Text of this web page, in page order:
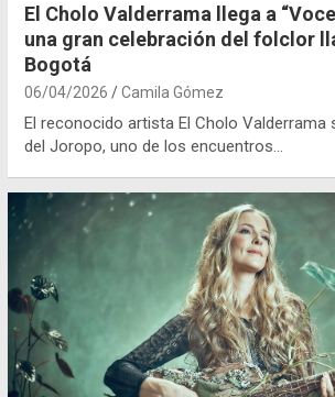
El Cholo Valderrama llega a
una gran celebración del folclor
Bogotá
06/04/2026 Camila Gómez
El reconocido artista El Cholo Valderrama
del Joropo, uno de los encuentros…